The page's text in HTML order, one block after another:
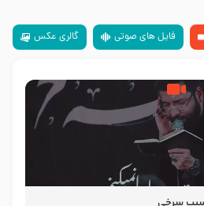
فایل های صوتی گالری عکس
سرخی